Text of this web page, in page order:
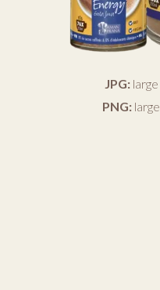
JPG: large
PNG: large